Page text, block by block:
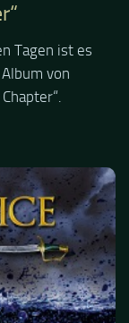
Tagen ist es
von